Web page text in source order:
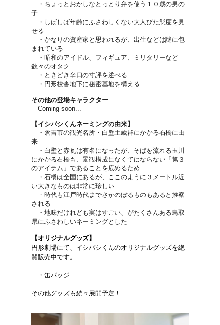
・ちょっとおかしなとっとり弁を使う１０歳の男の
子
・しばしば年齢にふさわしくない大人びた態度を見
せる
・かなりの資産家と思われるが、出生などは謎に包
まれている
・昭和のアイドル、フィギュア、ミリタリーなど
数々のオタク
・ときどき辛口の寸評を述べる
・円形校舎地下に秘密基地を構える
その他の登場キャラクター
Coming soon...
【イシバシくんネーミングの由来】
・倉吉市の観光名所・白壁土蔵群にかかる石橋に由
来
・白壁と赤瓦は有名になったが、そばを流れる玉川
にかかる石橋も、景観構成になくてはならない「第３
のアイテム」であることを広めるため
・石橋は全国にあるが、ここのように３メートル近
い大きなものは非常に珍しい
・時代も江戸時代までさかのぼるものもあると推察
される
・地味だけれども実はすごい、がたくさんある鳥取
県にふさわしいネーミングとした
【オリジナルグッズ】
円形劇場にて、イシバシくんのオリジナルグッズを絶
賛販売中です。
・缶バッジ
その他グッズも続々展開予定！